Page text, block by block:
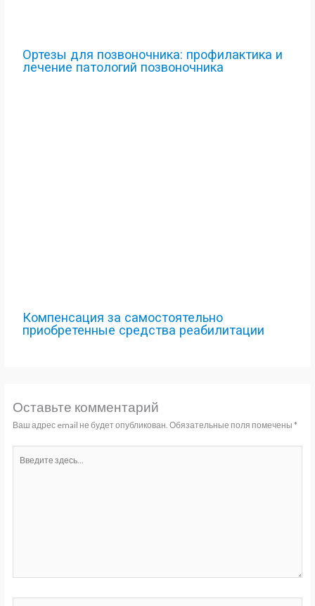
Ортезы для позвоночника: профилактика и
лечение патологий позвоночника
Компенсация за самостоятельно
приобретенные средства реабилитации
Оставьте комментарий
Ваш адрес email не будет опубликован. Обязательные поля помечены*
здесь...